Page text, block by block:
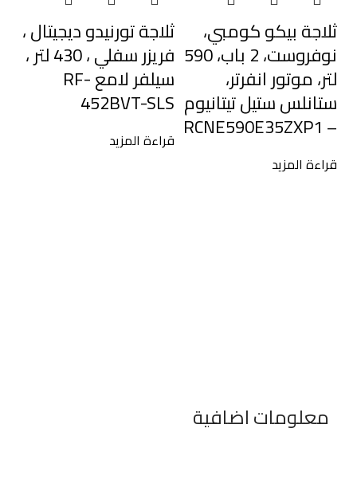
ثلاجة بيكو كومبي،
نوفروست، 2 باب، 590
لتر، موتور انفرتر،
ستانلس ستيل تيتانيوم
– RCNE590E35ZXP1
قراءة المزيد
ثلاجة تورنيدو ديجيتال ،
فريزر سفلي ، 430 لتر ،
سيلفر لامع RF-
452BVT-SLS
قراءة المزيد
معلومات اضافية